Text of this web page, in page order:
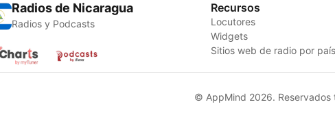
Radios de Nicaragua
Radios y Podcasts
Recursos
Locutores
Widgets
Sitios web de radio por
© AppMind 2026. Reservados